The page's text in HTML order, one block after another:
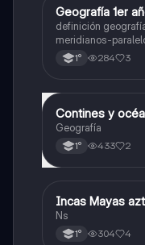
Geografía
Geografía 1er
definición
meridianos-
elementos del
relativa y absoluta
1° 284 3
Geografía
Contines y
Geografía
1° 433 2
Historia
Incas Mayas
Ns
1° 304 4